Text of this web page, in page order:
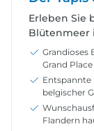
Erleben Sie
Blütenmeer
Grandioses
Grand Place
belgischer
Flandern